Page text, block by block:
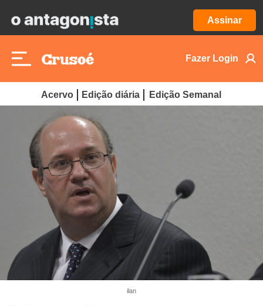
Assinar
Fazer Login
Acervo Edição diária Edição Semanal
ilan